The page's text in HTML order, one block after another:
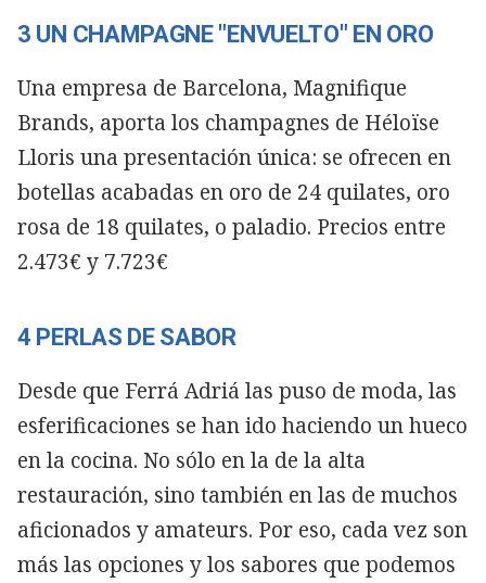
3 UN CHAMPAGNE "ENVUELTO" EN ORO
Una empresa de Barcelona, Magnifique
Brands, aporta los champagnes de Héloïse
Lloris una presentación única: se ofrecen en
botellas acabadas en oro de 24 quilates, oro
rosa de 18 quilates, o paladio. Precios entre
2.473€ y 7.723€
4 PERLAS DE SABOR
Desde que Ferrá Adriá las puso de moda, las
esferificaciones se han ido haciendo un hueco
en la cocina. No sólo en la de la alta
restauración, sino también en las de muchos
aficionados y amateurs. Por eso, cada vez son
más las opciones y los sabores que podemos